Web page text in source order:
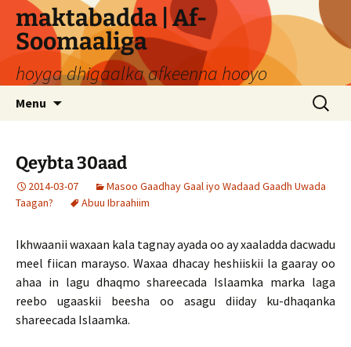
Skip
content
maktabadda | Af-
Soomaaliga
hoyga dhigaalka afkeenna hooyo
Menu
Search
for:
Qeybta 30aad
2014-03-07
Masoo Gaadhay Gaal iyo Wadaad Gaadh Uwada
Taagan?
Abuu Ibraahiim
Ikhwaanii waxaan kala tagnay ayada oo ay xaaladda dacwadu
meel fiican marayso. Waxaa dhacay heshiiskii la gaaray oo
ahaa in lagu dhaqmo shareecada Islaamka marka laga
reebo ugaaskii beesha oo asagu diiday ku-dhaqanka
shareecada Islaamka.